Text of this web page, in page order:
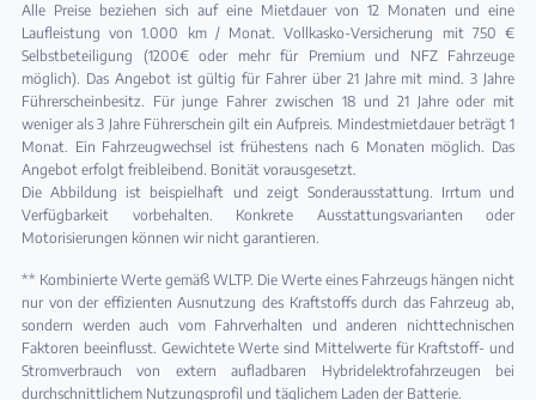
Alle Preise beziehen sich auf eine Mietdauer von 12 Monaten und eine
Laufleistung von 1.000 km / Monat. Vollkasko-Versicherung mit 750 €
Selbstbeteiligung (1200€ oder mehr für Premium und NFZ Fahrzeuge
möglich). Das Angebot ist gültig für Fahrer über 21 Jahre mit mind. 3 Jahre
Führerscheinbesitz. Für junge Fahrer zwischen 18 und 21 Jahre oder mit
weniger als 3 Jahre Führerschein gilt ein Aufpreis. Mindestmietdauer beträgt 1
Monat. Ein Fahrzeugwechsel ist frühestens nach 6 Monaten möglich. Das
Angebot erfolgt freibleibend. Bonität vorausgesetzt.
Die Abbildung ist beispielhaft und zeigt Sonderausstattung. Irrtum und
Verfügbarkeit vorbehalten. Konkrete Ausstattungsvarianten oder
Motorisierungen können wir nicht garantieren.
** Kombinierte Werte gemäß WLTP. Die Werte eines Fahrzeugs hängen nicht
nur von der effizienten Ausnutzung des Kraftstoffs durch das Fahrzeug ab,
sondern werden auch vom Fahrverhalten und anderen nichttechnischen
Faktoren beeinflusst. Gewichtete Werte sind Mittelwerte für Kraftstoff- und
Stromverbrauch von extern aufladbaren Hybridelektrofahrzeugen bei
durchschnittlichem Nutzungsprofil und täglichem Laden der Batterie.